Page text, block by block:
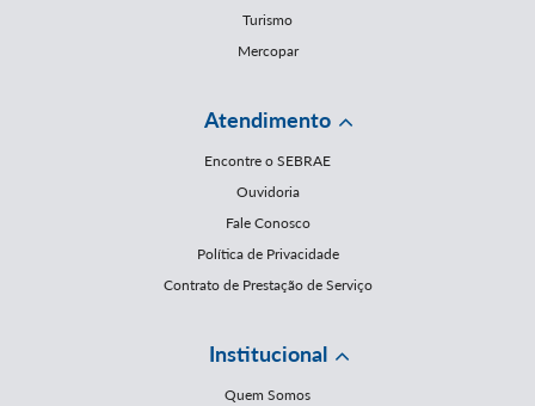
Turismo
Mercopar
Atendimento
Encontre o SEBRAE
Ouvidoria
Fale Conosco
Política de Privacidade
Contrato de Prestação de Serviço
Institucional
Quem Somos